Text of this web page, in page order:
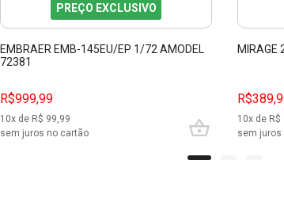
PREÇO EXCLUSIVO
EMBRAER EMB-145EU/EP 1/72 AMODEL
72381
R$999,99
10x de R$ 99,99
sem juros no cartão
MIRAGE
10x de R$
sem juros